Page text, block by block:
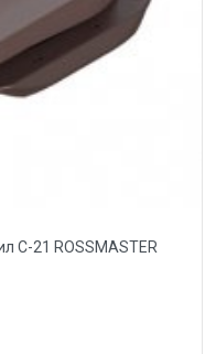
С-21 ROSSMASTER